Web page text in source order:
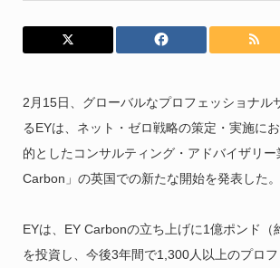
2月15日、グローバルなプロフェッショナル
るEYは、ネット・ゼロ戦略の策定・実施に
的としたコンサルティング・アドバイザリー
Carbon」の英国での新たな開始を発表した。
EYは、EY Carbonの立ち上げに1億ポンド（
を投資し、今後3年間で1,300人以上のプロ